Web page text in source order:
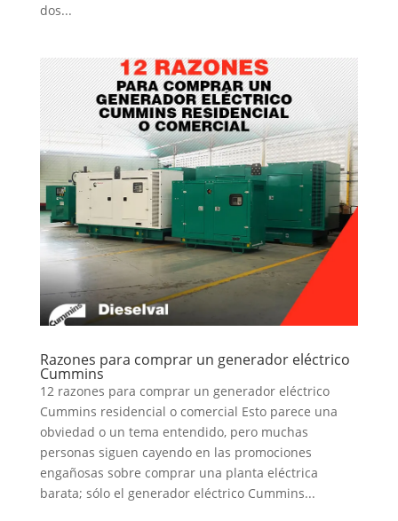
dos...
Razones para comprar un generador eléctrico
Cummins
12 razones para comprar un generador eléctrico
Cummins residencial o comercial Esto parece una
obviedad o un tema entendido, pero muchas
personas siguen cayendo en las promociones
engañosas sobre comprar una planta eléctrica
barata; sólo el generador eléctrico Cummins...